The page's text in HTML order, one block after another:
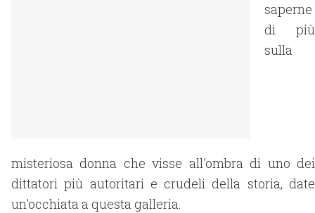
saperne
di più
sulla
misteriosa donna che visse all'ombra di uno dei
dittatori più autoritari e crudeli della storia, date
un'occhiata a questa galleria.